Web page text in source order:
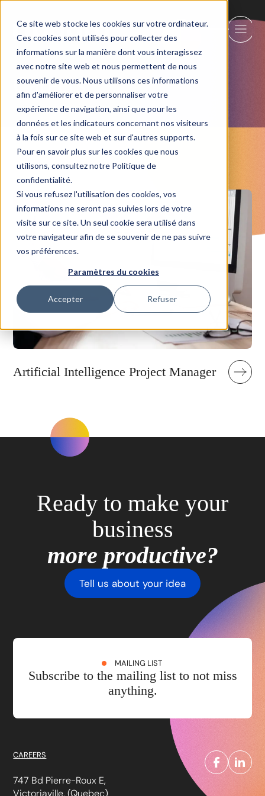
Ce site web stocke les cookies sur votre ordinateur.
Ces cookies sont utilisés pour collecter des
informations sur la manière dont vous interagissez
avec notre site web et nous permettent de nous
souvenir de vous. Nous utilisons ces informations
afin d'améliorer et de personnaliser votre
expérience de navigation, ainsi que pour les
données et les indicateurs concernant nos visiteurs
à la fois sur ce site web et sur d'autres supports.
Pour en savoir plus sur les cookies que nous
utilisons, consultez notre Politique de
confidentialité.
Si vous refusez l'utilisation des cookies, vos
informations ne seront pas suivies lors de votre
visite sur ce site. Un seul cookie sera utilisé dans
votre navigateur afin de se souvenir de ne pas suivre
vos préférences.
Paramètres du cookies
Accepter Refuser
Careers
Artificial Intelligence Project Manager
Ready to make your
business
more productive?
Tell us about your idea
MAILING LIST
Subscribe to the mailing list to not miss
anything.
CAREERS
747 Bd Pierre-Roux E,
Victoriaville, (Quebec)